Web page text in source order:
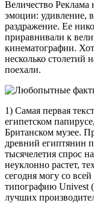
Величество Реклама
эмоции: удивление,
раздражение. Ее
приравнивали к
кинематографии.
несколько столетий
поехали.
1) Самая первая
египетском
Британском музее.
древний египтянин
тысячелетия спрос
неуклонно растет,
сегодня могу со
типографию Univest
лучших